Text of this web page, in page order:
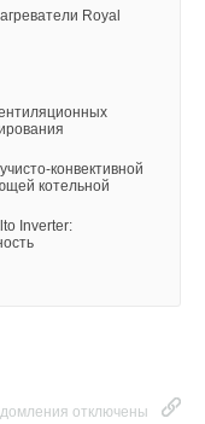
Royal
конвективной
котельной
Inverter:
отключены